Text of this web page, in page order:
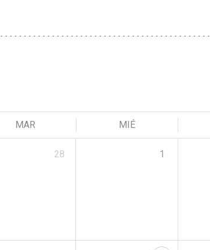
MAR MIÉ
28 1